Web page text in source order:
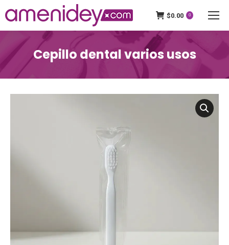
$0.00 0
Cepillo dental varios usos